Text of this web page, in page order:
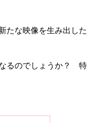
たな映像を生み出した
るのでしょうか？ 特